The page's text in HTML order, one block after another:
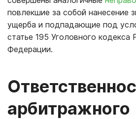
повлекшие за собой нанесение
ущерба и подпадающие под
статье 195 Уголовного кодекса
Федерации.
арбитражного